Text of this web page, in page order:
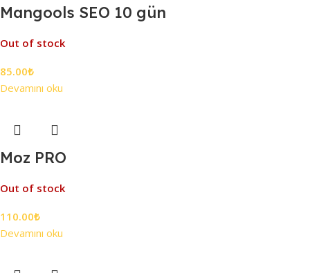
Mangools SEO 10 gün
Out of stock
85.00₺
Devamını oku
Moz PRO
Out of stock
110.00₺
Devamını oku